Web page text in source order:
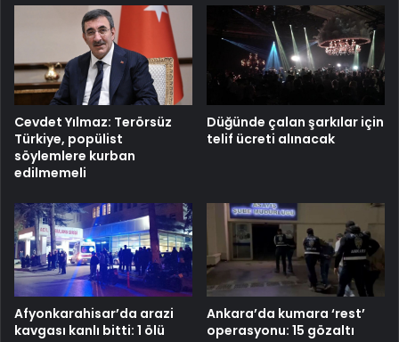
Cevdet Yılmaz: Terörsüz
Türkiye, popülist
söylemlere kurban
edilmemeli
Düğünde çalan şarkılar için
telif ücreti alınacak
Afyonkarahisar’da arazi
kavgası kanlı bitti: 1 ölü
Ankara’da kumara ‘rest’
operasyonu: 15 gözaltı